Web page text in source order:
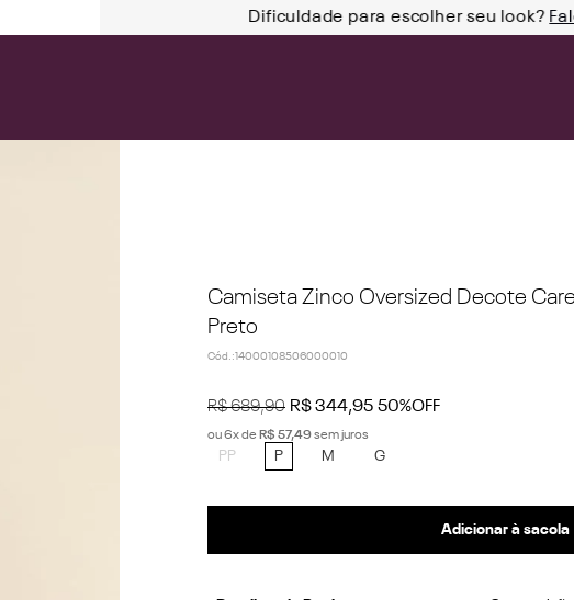
Dificuldade para escolher seu look?
Camiseta Zinco Oversized Decote
Preto
Cód. :14000108506000010
R$ 689,90 R$344,95 50%OFF
ou6x de R$ 57,49sem juros
PP P M G
Adicionar à sacola